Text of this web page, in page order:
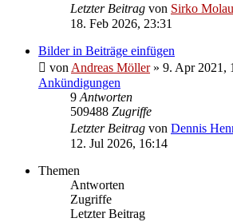
Letzter Beitrag von Sirko Molau
18. Feb 2026, 23:31
Bilder in Beiträge einfügen
von Andreas Möller» 9. Apr 2021,
Ankündigungen
9 Antworten
509488 Zugriffe
Letzter Beitrag von Dennis
12. Jul 2026, 16:14
Themen
Antworten
Zugriffe
Letzter Beitrag